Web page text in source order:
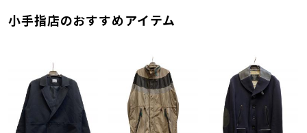
小手指店のおすすめアイテム